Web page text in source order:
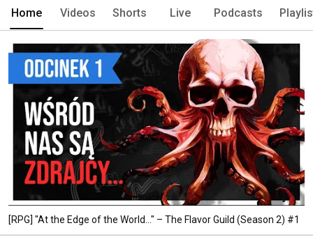
Home Videos Shorts Live Podcasts
[RPG] "At the Edge of the World..." – The Flavor Guild (Season 2) #1